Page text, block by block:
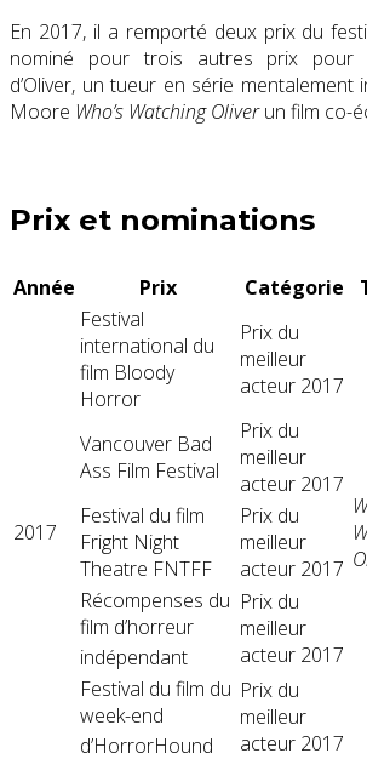
En 2017, il a remporté deux prix du
nominé pour trois autres prix pour
d’Oliver, un tueur en série mentalement
Moore Who’s Watching Oliverun film co-
Prix ​​et nominations
Année Prix Catégorie
2017
Festival
international du
film Bloody
Horror
Prix ​​du
meilleur
acteur 2017
Vancouver Bad
Ass Film Festival
Prix ​​du
meilleur
acteur 2017
Festival du film
Fright Night
Theatre FNTFF
Prix ​​du
meilleur
acteur 2017
Récompenses du
film d’horreur
indépendant
Prix ​​du
meilleur
acteur 2017
Festival du film du
week-end
d’HorrorHound
Prix ​​du
meilleur
acteur 2017